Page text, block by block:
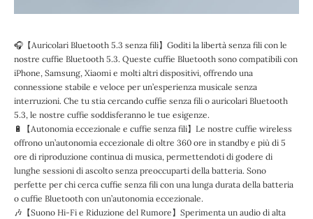
🎧【Auricolari Bluetooth 5.3 senza fili】Goditi la libertà senza fili con le
nostre cuffie Bluetooth 5.3. Queste cuffie Bluetooth sono compatibili con
iPhone, Samsung, Xiaomi e molti altri dispositivi, offrendo una
connessione stabile e veloce per un’esperienza musicale senza
interruzioni. Che tu stia cercando cuffie senza fili o auricolari Bluetooth
5.3, le nostre cuffie soddisferanno le tue esigenze.
🔋【Autonomia eccezionale e cuffie senza fili】Le nostre cuffie wireless
offrono un’autonomia eccezionale di oltre 360 ore in standby e più di 5
ore di riproduzione continua di musica, permettendoti di godere di
lunghe sessioni di ascolto senza preoccuparti della batteria. Sono
perfette per chi cerca cuffie senza fili con una lunga durata della batteria
o cuffie Bluetooth con un’autonomia eccezionale.
🎶【Suono Hi-Fi e Riduzione del Rumore】Sperimenta un audio di alta